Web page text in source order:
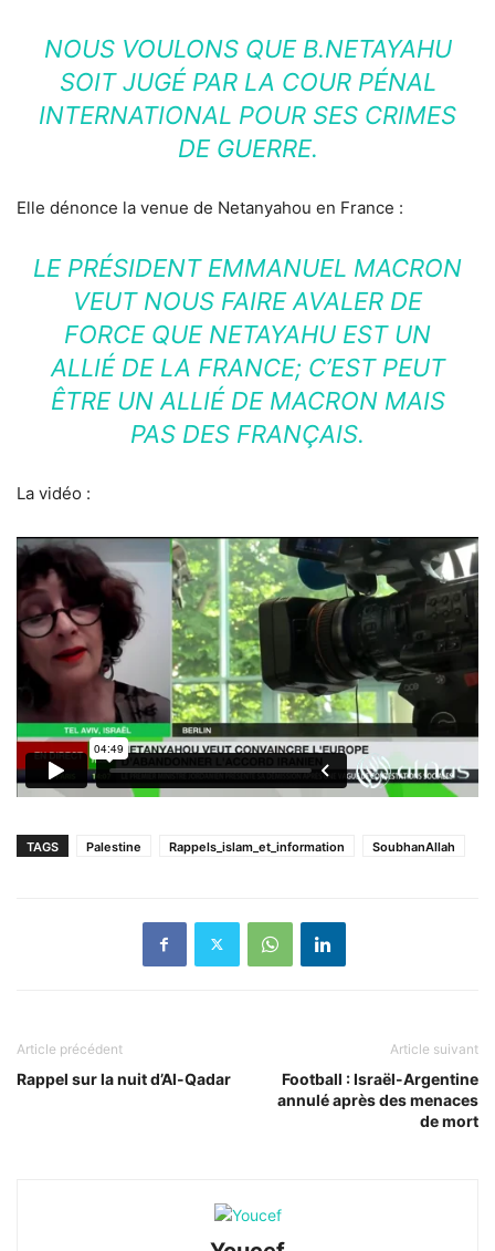
NOUS VOULONS QUE B.NETAYAHU
SOIT JUGÉ PAR LA COUR PÉNAL
INTERNATIONAL POUR SES CRIMES
DE GUERRE.
Elle dénonce la venue de Netanyahou en France :
LE PRÉSIDENT EMMANUEL MACRON
VEUT NOUS FAIRE AVALER DE
FORCE QUE NETAYAHU EST UN
ALLIÉ DE LA FRANCE; C’EST PEUT
ÊTRE UN ALLIÉ DE MACRON MAIS
PAS DES FRANÇAIS.
La vidéo :
TAGS Palestine Rappels_islam_et_information SoubhanAllah
Article précédent
Rappel sur la nuit d’Al-Qadar
Article suivant
Football : Israël-Argentine
annulé après des menaces
de mort